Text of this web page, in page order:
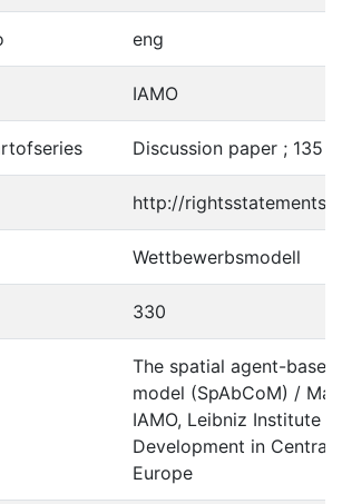
eng
IAMO
Discussion paper ; 135
http://
Wettbewerbsmodell
330
The spatial agent-
model (SpAbCoM) /
IAMO, Leibniz Institute
Development in Central
Europe